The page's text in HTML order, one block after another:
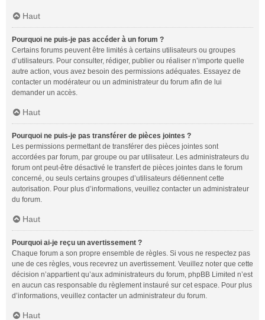
Haut
Pourquoi ne puis-je pas accéder à un forum ?
Certains forums peuvent être limités à certains utilisateurs ou groupes
d’utilisateurs. Pour consulter, rédiger, publier ou réaliser n’importe quelle
autre action, vous avez besoin des permissions adéquates. Essayez de
contacter un modérateur ou un administrateur du forum afin de lui
demander un accès.
Haut
Pourquoi ne puis-je pas transférer de pièces jointes ?
Les permissions permettant de transférer des pièces jointes sont
accordées par forum, par groupe ou par utilisateur. Les administrateurs du
forum ont peut-être désactivé le transfert de pièces jointes dans le forum
concerné, ou seuls certains groupes d’utilisateurs détiennent cette
autorisation. Pour plus d’informations, veuillez contacter un administrateur
du forum.
Haut
Pourquoi ai-je reçu un avertissement ?
Chaque forum a son propre ensemble de règles. Si vous ne respectez pas
une de ces règles, vous recevrez un avertissement. Veuillez noter que cette
décision n’appartient qu’aux administrateurs du forum, phpBB Limited n’est
en aucun cas responsable du règlement instauré sur cet espace. Pour plus
d’informations, veuillez contacter un administrateur du forum.
Haut